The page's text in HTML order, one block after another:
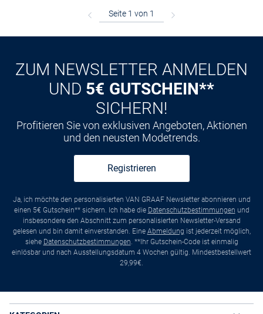
ZUM NEWSLETTER ANMELDEN
UND 5€ GUTSCHEIN**
SICHERN!
Profitieren Sie von exklusiven Angeboten, Aktionen
und den neusten Modetrends.
Registrieren
Ja, ich möchte den personalisierten VAN GRAAF Newsletter abonnieren und
einen 5€ Gutschein** sichern. Ich habe die Datenschutzbestimmungen und
insbesondere den Abschnitt zum personalisierten Newsletter-Versand
gelesen und bin damit einverstanden. Eine Abmeldung ist jederzeit möglich,
siehe Datenschutzbestimmungen. **Ihr Gutschein-Code ist einmalig
einlösbar und nach Ausstellungsdatum 4 Wochen gültig. Mindestbestellwert
29,99€.